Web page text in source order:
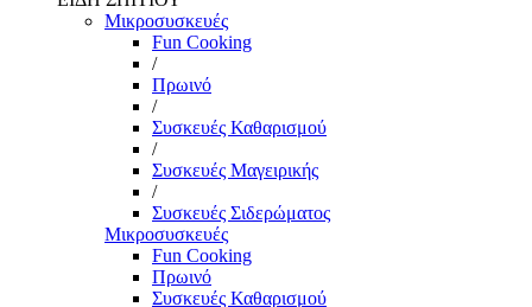
Μικροσυσκευές
Fun Cooking
/
Πρωινό
/
Συσκευές Καθαρισμού
/
Συσκευές Μαγειρικής
/
Συσκευές Σιδερώματος
Μικροσυσκευές
Fun Cooking
Πρωινό
Συσκευές Καθαρισμού